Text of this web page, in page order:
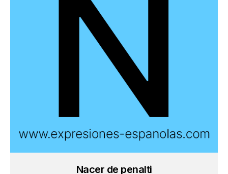
Nacer de penalti